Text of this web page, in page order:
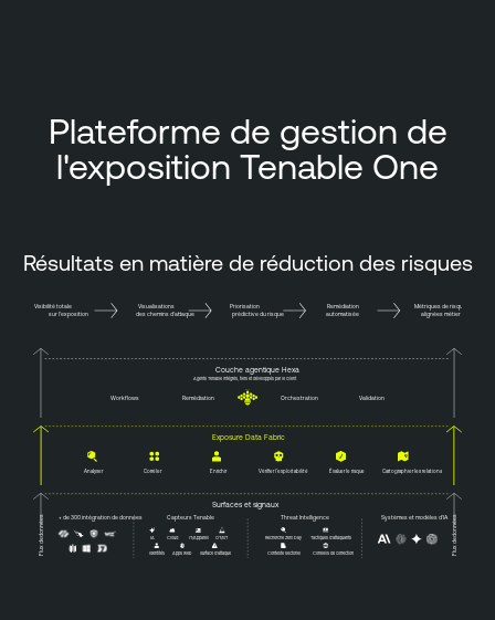
Plateforme de gestion de
l'exposition Tenable One
Résultats en matière de réduction des risques
Visibilité totale
sur l'exposition
Visualisations
des chemins d'attaque
Priorisation
prédictive du risque
Remédiation
automatisée
Métriques de risque
alignées métier
Couche agentique Hexa
Agents Tenable intégrés, tiers et développés par le client
Remédiation
Workflows Orchestration Validation
Exposure Data Fabric
Analyser Corréler Enrichir Vérifier l'exploitabilité Évaluer le risque Cartographier les relations
+ de 300 intégration de données Capteurs Tenable Threat Intelligence Systèmes et modèles d'IA
Surfaces et signaux
Flux de données Flux de données
IA IT/Appareil OT/IoT
Cloud
Identités Apps web Surface d'attaque
Tactiques d'attaquants
Recherche Zero Day
Contexte sectoriel Conseils de correction